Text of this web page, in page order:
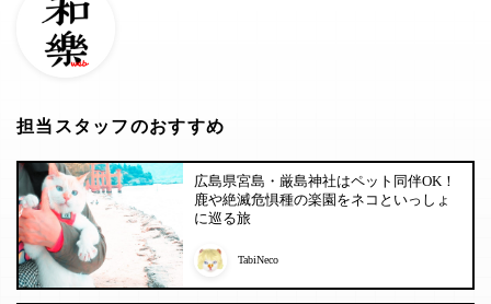
担当スタッフのおすすめ
広島県宮島・厳島神社はペット同伴OK！
鹿や絶滅危惧種の楽園をネコといっしょ
に巡る旅
TabiNeco